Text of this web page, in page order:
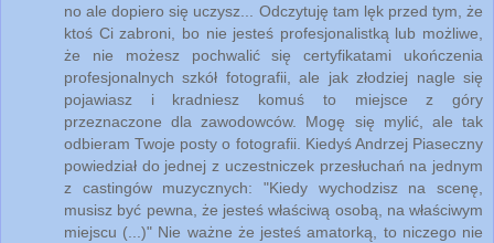
no ale dopiero się uczysz... Odczytuję tam lęk przed tym, że
ktoś Ci zabroni, bo nie jesteś profesjonalistką lub możliwe,
że nie możesz pochwalić się certyfikatami ukończenia
profesjonalnych szkół fotografii, ale jak złodziej nagle się
pojawiasz i kradniesz komuś to miejsce z góry
przeznaczone dla zawodowców. Mogę się mylić, ale tak
odbieram Twoje posty o fotografii. Kiedyś Andrzej Piaseczny
powiedział do jednej z uczestniczek przesłuchań na jednym
z castingów muzycznych: "Kiedy wychodzisz na scenę,
musisz być pewna, że jesteś właściwą osobą, na właściwym
miejscu (...)" Nie ważne że jesteś amatorką, to niczego nie